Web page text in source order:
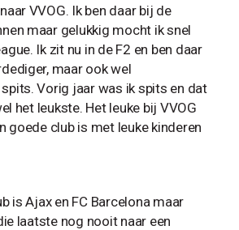
VVOG. Ik ben daar bij de
maar gelukkig mocht ik snel
Ik zit nu in de F2 en ben daar
maar ook wel
Vorig jaar was ik spits en dat
het leukste. Het leuke bij VVOG
goede club is met leuke kinderen
is Ajax en FC Barcelona maar
laatste nog nooit naar een